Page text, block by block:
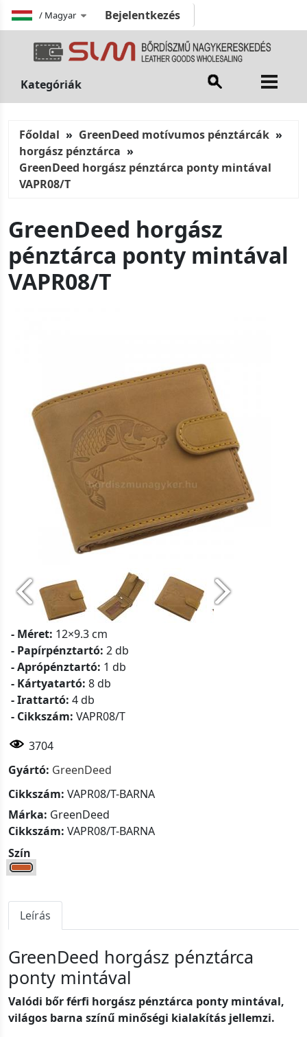
/ Magyar Bejelentkezés
Kategóriák
Főoldal
GreenDeed motívumos pénztárcák
horgász pénztárca
GreenDeed horgász pénztárca ponty mintával
VAPR08/T
GreenDeed horgász
pénztárca ponty mintával
VAPR08/T
- Méret: 12×9.3 cm
- Papírpénztartó: 2 db
- Aprópénztartó: 1 db
- Kártyatartó: 8 db
- Irattartó: 4 db
- Cikkszám: VAPR08/T
3704
Gyártó: GreenDeed
Cikkszám: VAPR08/T-BARNA
Márka: GreenDeed
Cikkszám: VAPR08/T-BARNA
Szín
Leírás
GreenDeed horgász pénztárca
ponty mintával
Valódi bőr férfi horgász pénztárca ponty mintával,
világos barna színű minőségi kialakítás jellemzi.